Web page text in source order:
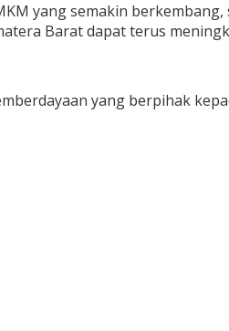
yang semakin
Barat dapat terus
yang berpihak